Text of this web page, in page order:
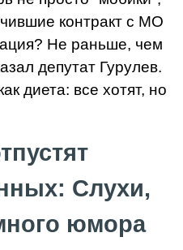
контракт с МО
Не раньше, чем
депутат Гурулев.
диета: все хотят, но
Слухи,
юмора